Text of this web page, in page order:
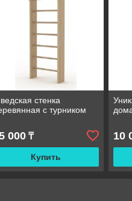
стенка
с турником
000₸
Купить
10